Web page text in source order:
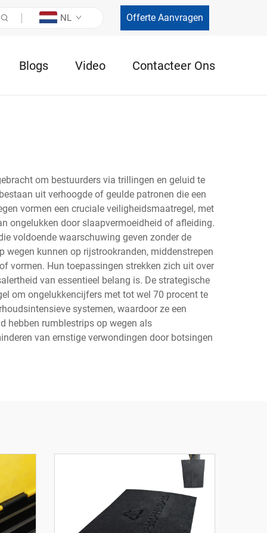
NL Offerte Aanvragen
Blogs Video Contacteer Ons
om bestuurders via trillingen en geluid te
uit verhoogde of geulde patronen die een
vormen een cruciale veiligheidsmaatregel, met
ongelukken door slaapvermoeidheid of afleiding.
voldoende waarschuwing geven zonder de
kunnen op rijstrookranden, middenstrepen
vormen. Hun toepassingen strekken zich uit over
van essentieel belang is. De strategische
om ongelukkencijfers met tot wel 70 procent te
systemen, waardoor ze een
hebben rumblestrips op wegen als
van ernstige verwondingen door botsingen